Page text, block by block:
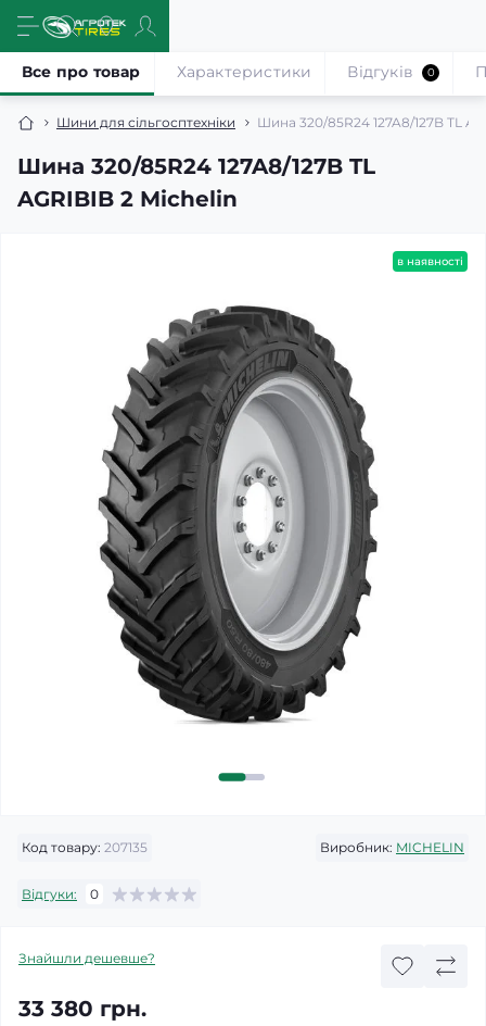
Шини для сільгосптехніки Шина 320/85R24 127A8/127B TL
Шина 320/85R24 127A8/127B TL
AGRIBIB 2 Michelin
Все про товар Характеристики Відгуків 0
в наявності
Код товару: 207135 Виробник: MICHELIN
Відгуки: 0
Знайшли дешевше?
33 380 грн.